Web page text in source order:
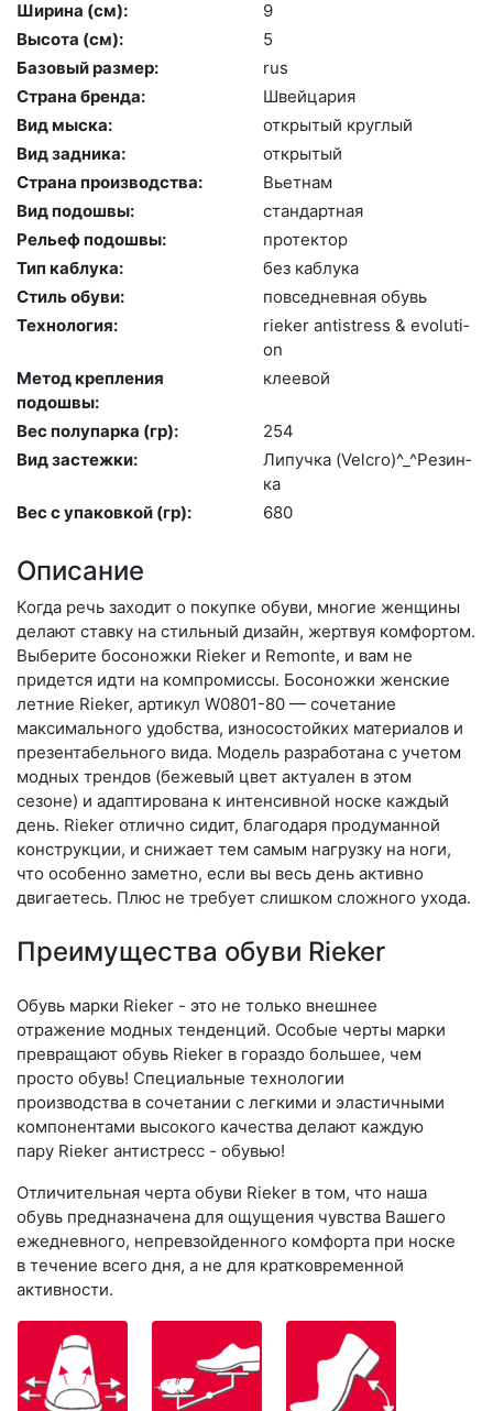
Ширина (см):
9
Высота (cм):
5
Базовый размер:
rus
Страна бренда:
Швей­ца­рия
Вид мыска:
отк­ры­тый круг­лый
Вид задника:
отк­ры­тый
Страна производства:
Вь­ет­нам
Вид подошвы:
стан­дарт­ная
Рельеф подошвы:
про­тек­тор
Тип каблука:
без каб­лу­ка
Стиль обуви:
пов­седнев­ная обувь
Технология:
ri­eker an­tist­ress & evo­luti­
on
Метод крепления
подошвы:
кле­евой
Вес полупарка (гр):
254
Вид застежки:
Ли­пуч­ка (Velc­ro)^_^Ре­зин­
ка
Вес с упаковкой (гр):
680
Описание
Когда речь заходит о покупке обуви, многие женщины
делают ставку на стильный дизайн, жертвуя комфортом.
Выберите бо­сонож­ки Rieker и Remonte, и вам не
придется идти на компромиссы. Босоножки женские
летние Rieker, артикул W0801-80 — сочетание
максимального удобства, износостойких материалов и
презентабельного вида. Модель разработана с учетом
модных трендов (бе­жевый цвет актуален в этом
сезоне) и адаптирована к интенсивной носке каждый
день. Ri­eker отлично сидит, благодаря продуманной
конструкции, и снижает тем самым нагрузку на ноги,
что особенно заметно, если вы весь день активно
двигаетесь. Плюс не требует слишком сложного ухода.
Преимущества обуви Rieker
Обувь марки Rieker - это не только внешнее
отражение модных тенденций. Особые черты марки
превращают обувь Rieker в гораздо большее, чем
просто обувь! Специальные технологии
производства в сочетании с легкими и эластичными
компонентами высокого качества делают каждую
пару Rieker антистресс - обувью!
Отличительная черта обуви Rieker в том, что наша
обувь предназначена для ощущения чувства Вашего
ежедневного, непревзойденного комфорта при носке
в течение всего дня, а не для кратковременной
активности.